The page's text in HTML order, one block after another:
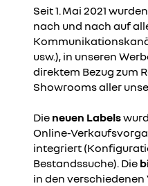
Seit 1.Mai 2021
nach und nach auf
usw.), in unseren
direktem Bezug zum
Showrooms aller
Die neuen Labels
Online-
integriert
Bestandssuche). Die
in den